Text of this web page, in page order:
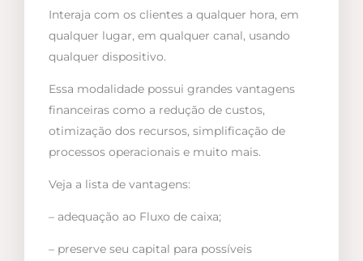
Interaja com os clientes a qualquer hora, em
qualquer lugar, em qualquer canal, usando
qualquer dispositivo.
Essa modalidade possui grandes vantagens
financeiras como a redução de custos,
otimização dos recursos, simplificação de
processos operacionais e muito mais.
Veja a lista de vantagens:
– adequação ao Fluxo de caixa;
– preserve seu capital para possíveis